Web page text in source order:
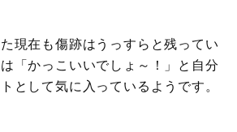
現在も傷跡はうっすらと残ってい
「かっこいいでしょ～！」と自分
として気に入っているようです。